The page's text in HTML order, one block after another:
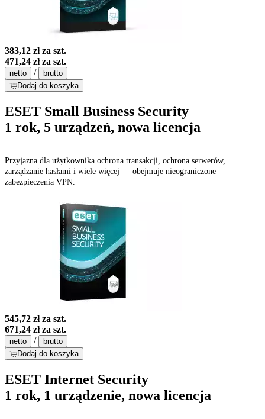
383,12 złza szt.
471,24 złza szt.
netto /
brutto
Dodaj do koszyka
ESET Small Business Security
1 rok, 5 urządzeń, nowa licencja
Przyjazna dla użytkownika ochrona transakcji, ochrona serwerów,
zarządzanie hasłami i wiele więcej — obejmuje nieograniczone
zabezpieczenia VPN.
545,72 złza szt.
671,24 złza szt.
netto /
brutto
Dodaj do koszyka
ESET Internet Security
1 rok, 1 urządzenie, nowa licencja